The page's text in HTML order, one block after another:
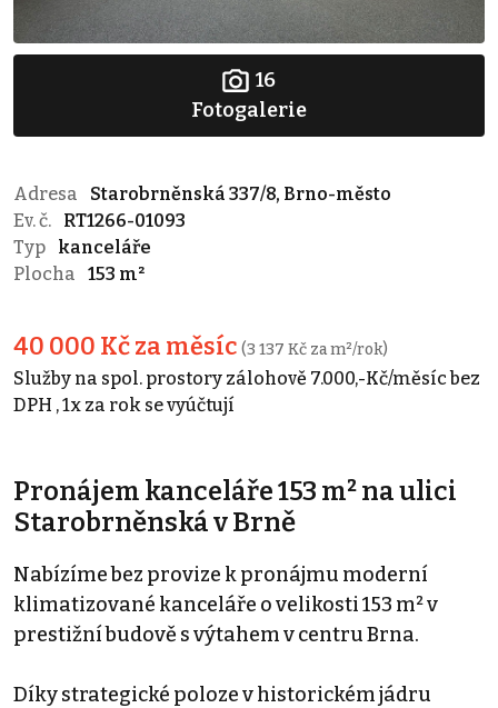
16
Fotogalerie
Adresa
Starobrněnská 337/8, Brno-město
Ev. č.
RT1266-01093
Typ
kanceláře
Plocha
153 m²
40 000 Kč za měsíc (3 137 Kč za m²/rok)
Služby na spol. prostory zálohově 7.000,-Kč/měsíc bez
DPH , 1x za rok se vyúčtují
Pronájem kanceláře 153 m² na ulici
Starobrněnská v Brně
Nabízíme bez provize k pronájmu moderní
klimatizované kanceláře o velikosti 153 m² v
prestižní budově s výtahem v centru Brna.
Díky strategické poloze v historickém jádru